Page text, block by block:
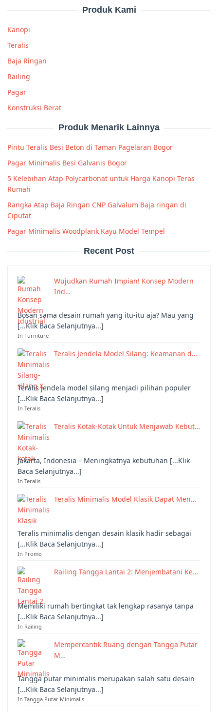
Produk Kami
Kanopi
Teralis
Baja Ringan
Railing
Pagar
Konstruksi Berat
Produk Menarik Lainnya
Pintu Teralis Besi Beton di Taman Pagelaran Bogor
Pagar Minimalis Besi Galvanis Bogor
5 Kelebihan Atap Polycarbonat untuk Harga Kanopi Teras
Rumah
Rangka Atap Baja Ringan CNP Galvalum Baja ringan di
Ciputat
Pagar Minimalis Woodplank Kayu Model Tempel
Recent Post
Wujudkan Rumah Impian! Konsep Modern
Ind…
Bosan sama desain rumah yang itu-itu aja? Mau yang
[...Klik Baca Selanjutnya...]
In Furniture
Teralis Jendela Model Silang: Keamanan d…
Teralis jendela model silang menjadi pilihan populer
[...Klik Baca Selanjutnya...]
In Teralis
Teralis Kotak-Kotak Untuk Menjawab Kebut…
Jakarta, Indonesia – Meningkatnya kebutuhan [...Klik
Baca Selanjutnya...]
In Teralis
Teralis Minimalis Model Klasik Dapat Men…
Teralis minimalis dengan desain klasik hadir sebagai
[...Klik Baca Selanjutnya...]
In Promo
Railing Tangga Lantai 2: Menjembatani Ke…
Memiliki rumah bertingkat tak lengkap rasanya tanpa
[...Klik Baca Selanjutnya...]
In Railing
Mempercantik Ruang dengan Tangga Putar
M…
Tangga putar minimalis merupakan salah satu desain
[...Klik Baca Selanjutnya...]
In Tangga Putar Minimalis